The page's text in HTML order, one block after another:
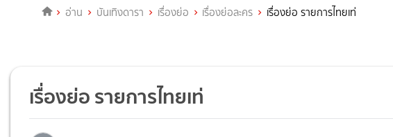
อ่าน บันเทิงดารา เรื่องย่อ เรื่องย่อละคร เรื่องย่อ รายการไทยเท่
เรื่องย่อ รายการไทยเท่